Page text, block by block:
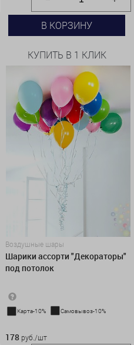
В КОРЗИНУ
КУПИТЬ В 1 КЛИК
Воздушные шары
Шарики ассорти "Декораторы"
под потолок
Карта-10% Самовывоз-10%
178 руб./шт